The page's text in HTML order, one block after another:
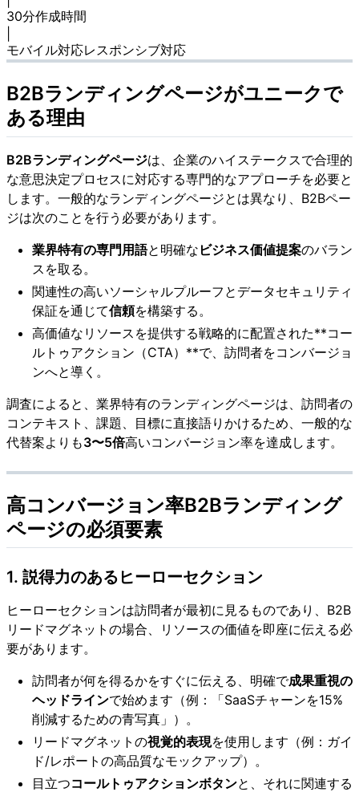
30分作成時間
モバイル対応レスポンシブ対応
B2Bランディングページがユニークで
ある理由
B2Bランディングページは、企業のハイステークスで合理的
な意思決定プロセスに対応する専門的なアプローチを必要と
します。一般的なランディングページとは異なり、B2Bペー
ジは次のことを行う必要があります。
業界特有の専門用語と明確な ビジネス価値提案のバラン
スを取る。
関連性の高いソーシャルプルーフとデータセキュリティ
保証を通じて信頼を構築する。
高価値なリソースを提供する戦略的に配置された**コー
ルトゥアクション（CTA）**で、訪問者をコンバージョ
ンへと導く。
調査によると、業界特有のランディングページは、訪問者の
コンテキスト、課題、目標に直接語りかけるため、一般的な
代替案よりも3〜5倍高いコンバージョン率を達成します。
高コンバージョン率B2Bランディング
ページの必須要素
1. 説得力のあるヒーローセクション
ヒーローセクションは訪問者が最初に見るものであり、B2B
リードマグネットの場合、リソースの価値を即座に伝える必
要があります。
訪問者が何を得るかをすぐに伝える、明確で成果重視の
ヘッドラインで始めます（例：「SaaSチャーンを15%
削減するための青写真」）。
リードマグネットの視覚的表現を使用します（例：ガイ
ド/レポートの高品質なモックアップ）。
目立つコールトゥアクションボタンと、それに関連する